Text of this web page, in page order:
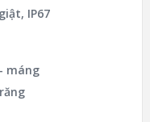
IP67
máng